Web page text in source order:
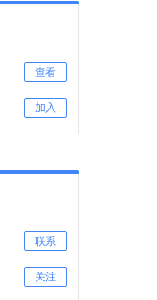
查看
加入
联系
关注